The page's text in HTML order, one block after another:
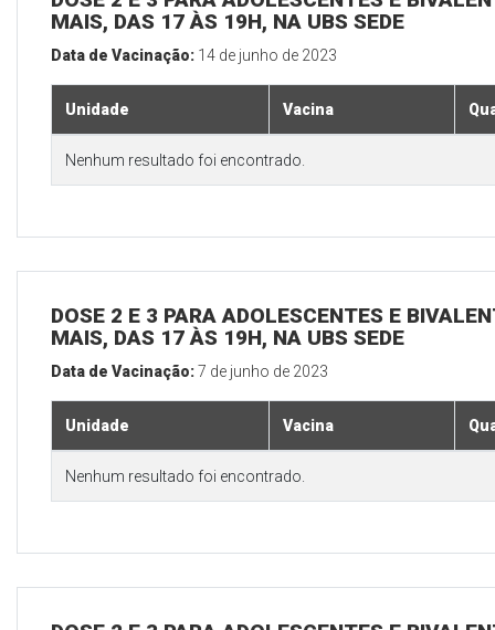
MAIS, DAS 17 ÀS 19H, NA UBS SEDE
Data de Vacinação: 14 de junho de 2023
Unidade Vacina
Nenhum resultado foi encontrado.
DOSE 2 E 3 PARA ADOLESCENTES E
MAIS, DAS 17 ÀS 19H, NA UBS SEDE
Data de Vacinação:7 de junho de 2023
Unidade Vacina
Nenhum resultado foi encontrado.